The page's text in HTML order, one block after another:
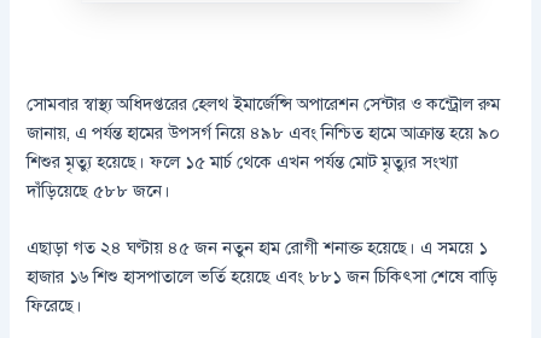
সোমবার স্বাস্থ্য অধিদপ্তরের হেলথ ইমার্জেন্সি অপারেশন সেন্টার ও কন্ট্রোল রুম
জানায়, এ পর্যন্ত হামের উপসর্গ নিয়ে ৪৯৮ এবং নিশ্চিত হামে আক্রান্ত হয়ে ৯০
শিশুর মৃত্যু হয়েছে। ফলে ১৫ মার্চ থেকে এখন পর্যন্ত মোট মৃত্যুর সংখ্যা
দাঁড়িয়েছে ৫৮৮ জনে।
এছাড়া গত ২৪ ঘণ্টায় ৪৫ জন নতুন হাম রোগী শনাক্ত হয়েছে। এ সময়ে ১
হাজার ১৬ শিশু হাসপাতালে ভর্তি হয়েছে এবং ৮৮১ জন চিকিৎসা শেষে বাড়ি
ফিরেছে।